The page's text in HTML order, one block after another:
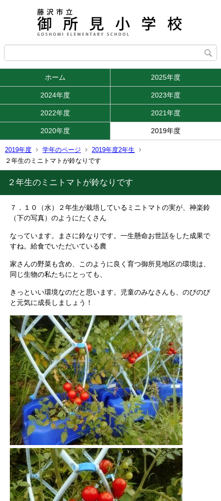
ホーム 2025年度
2024年度 2023年度
2022年度 2021年度
2020年度 2019年度
2019年度 学年のページ
2019年度2年生
２年生のミニトマトが鈴なりです
２年生のミニトマトが鈴なりです
７．１０（水）２年生が栽培しているミニトマトの実が、神楽鈴
（下の写真）のようにたくさん
なっています。まさに鈴なりです。一生懸命お世話をした成果で
すね。給食でいただいている農
家さんの野菜も含め、このように良く育つ御所見地区の環境は、
同じ生物の私たちにとっても、
きっといい環境なのだと思います。児童のみなさんも、のびのび
と元気に成長しましょう！